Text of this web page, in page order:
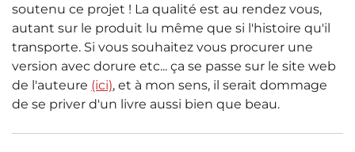
soutenu ce projet ! La qualité est au rendez vous,
autant sur le produit lu même que si l'histoire qu'il
transporte. Si vous souhaitez vous procurer une
version avec dorure etc... ça se passe sur le site web
de l'auteure (ici), et à mon sens, il serait dommage
de se priver d'un livre aussi bien que beau.